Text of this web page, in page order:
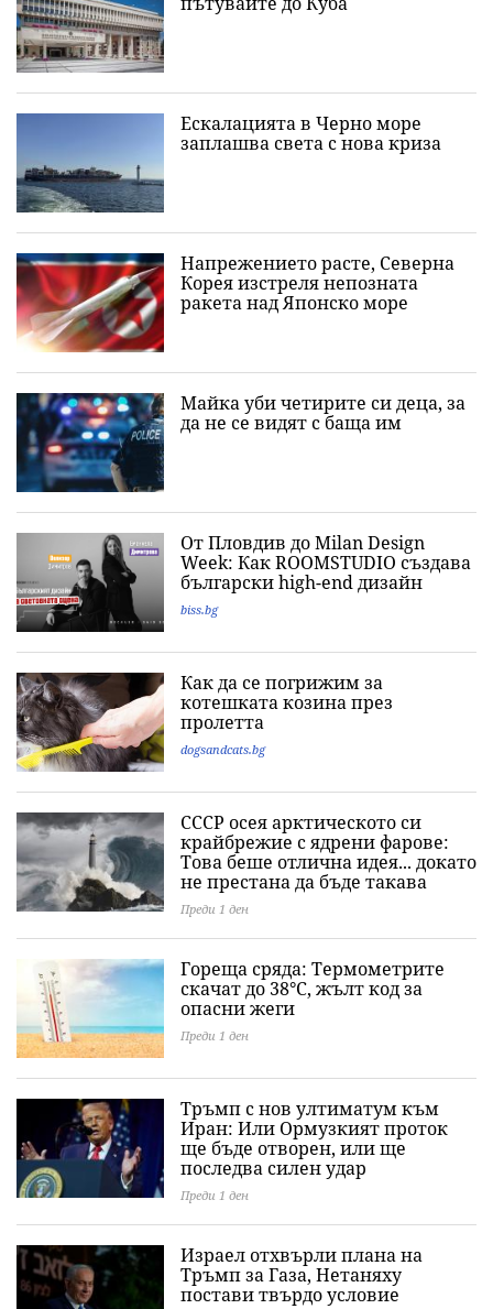
Ескалацията в Черно море
заплашва света с нова криза
Напрежението расте, Северна
Корея изстреля непозната
ракета над Японско море
Майка уби четирите си деца, за
да не се видят с баща им
От Пловдив до Milan Design
Week: Как ROOMSTUDIO създава
български high-end дизайн
biss.bg
Как да се погрижим за
котешката козина през
пролетта
dogsandcats.bg
СССР осея арктическото си
крайбрежие с ядрени фарове:
Това беше отлична идея... докато
не престана да бъде такава
Преди 1 ден
Гореща сряда: Термометрите
скачат до 38°C, жълт код за
опасни жеги
Преди 1 ден
Тръмп с нов ултиматум към
Иран: Или Ормузкият проток
ще бъде отворен, или ще
последва силен удар
Преди 1 ден
Израел отхвърли плана на
Тръмп за Газа, Нетаняху
постави твърдо условие